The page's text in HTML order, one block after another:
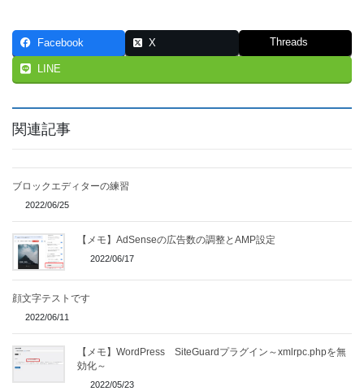
Facebook X Threads
LINE
関連記事
ブロックエディターの練習
2022/06/25
【メモ】AdSenseの広告数の調整とAMP設定
2022/06/17
顔文字テストです
2022/06/11
【メモ】WordPress SiteGuardプラグイン～xmlrpc.phpを無
効化～
2022/05/23